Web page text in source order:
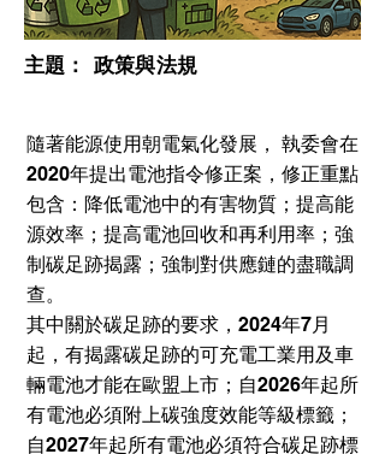
​主題： 政策與法規
隨著能源使用朝電氣化發展， 執委會在
2020年提出電池指令修正案，修正重點
包含：降低電池中的有害物質；提高能
源效率；提高電池回收和再利用率；強
制碳足跡揭露；強制對供應鏈的盡職調
查。
其中關於碳足跡的要求，2024年7月
起，有揭露碳足跡的可充電工業用及車
輛電池才能在歐盟上市；自2026年起所
有電池必須附上碳強度效能等級標籤；
自2027年起所有電池必須符合碳足跡標